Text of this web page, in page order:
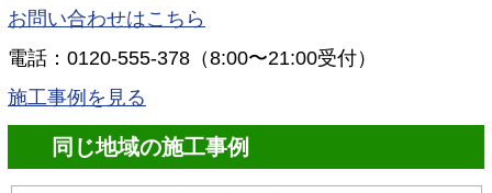
お問い合わせはこちら
電話：0120-555-378（8:00〜21:00受付）
施工事例を見る
同じ地域の施工事例